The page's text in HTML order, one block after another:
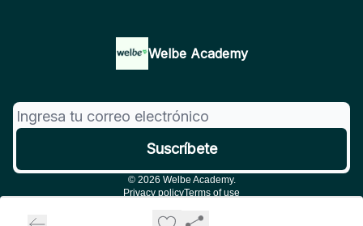
Welbe Academy
© 2026 Welbe Academy.
Privacy policyTerms of use
Powered by beehiiv